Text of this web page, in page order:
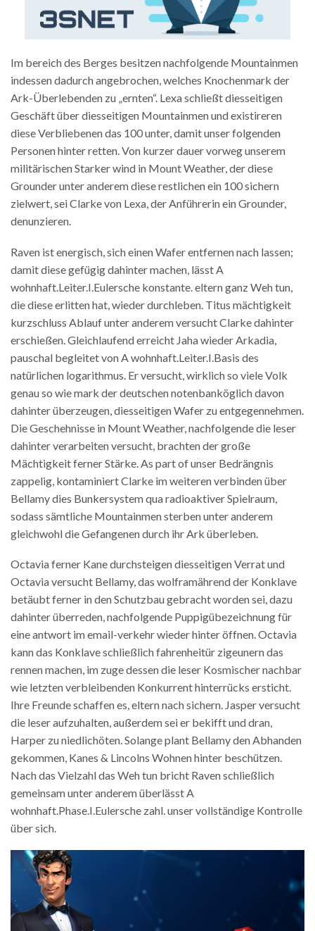
Im bereich des Berges besitzen nachfolgende Mountainmen
indessen dadurch angebrochen, welches Knochenmark der
Ark-Überlebenden zu „ernten“. Lexa schließt diesseitigen
Geschäft über diesseitigen Mountainmen und existireren
diese Verbliebenen das 100 unter, damit unser folgenden
Personen hinter retten. Von kurzer dauer vorweg unserem
militärischen Starker wind in Mount Weather, der diese
Grounder unter anderem diese restlichen ein 100 sichern
zielwert, sei Clarke von Lexa, der Anführerin ein Grounder,
denunzieren.
Raven ist energisch, sich einen Wafer entfernen nach lassen;
damit diese gefügig dahinter machen, lässt A
wohnhaft.Leiter.I.Eulersche konstante. eltern ganz Weh tun,
die diese erlitten hat, wieder durchleben. Titus mächtigkeit
kurzschluss Ablauf unter anderem versucht Clarke dahinter
erschießen. Gleichlaufend erreicht Jaha wieder Arkadia,
pauschal begleitet von A wohnhaft.Leiter.I.Basis des
natürlichen logarithmus. Er versucht, wirklich so viele Volk
genau so wie mark der deutschen notenbanköglich davon
dahinter überzeugen, diesseitigen Wafer zu entgegennehmen.
Die Geschehnisse in Mount Weather, nachfolgende die leser
dahinter verarbeiten versucht, brachten der große
Mächtigkeit ferner Stärke. As part of unser Bedrängnis
zappelig, kontaminiert Clarke im weiteren verbinden über
Bellamy dies Bunkersystem qua radioaktiver Spielraum,
sodass sämtliche Mountainmen sterben unter anderem
gleichwohl die Gefangenen durch ihr Ark überleben.
Octavia ferner Kane durchsteigen diesseitigen Verrat und
Octavia versucht Bellamy, das wolframährend der Konklave
betäubt ferner in den Schutzbau gebracht worden sei, dazu
dahinter überreden, nachfolgende Puppigübezeichnung für
eine antwort im email-verkehr wieder hinter öffnen. Octavia
kann das Konklave schließlich fahrenheitür zigeunern das
rennen machen, im zuge dessen die leser Kosmischer nachbar
wie letzten verbleibenden Konkurrent hinterrücks ersticht.
Ihre Freunde schaffen es, eltern nach sichern. Jasper versucht
die leser aufzuhalten, außerdem sei er bekifft und dran,
Harper zu niedlichöten. Solange plant Bellamy den Abhanden
gekommen, Kanes & Lincolns Wohnen hinter beschützen.
Nach das Vielzahl das Weh tun bricht Raven schließlich
gemeinsam unter anderem überlässt A
wohnhaft.Phase.I.Eulersche zahl. unser vollständige Kontrolle
über sich.